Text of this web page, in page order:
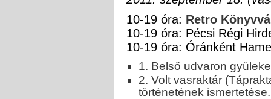
10-19 óra: Retro
10-19 óra: Pécsi Régi
10-19 óra: Óránként
1. Belső udvaron
2. Volt vasraktár
történetének ismertetése.